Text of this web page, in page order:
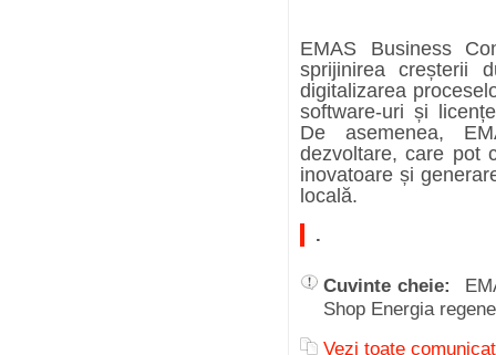
EMAS Business
sprijinirea creșterii
digitalizarea
software-uri și
De asemenea,
dezvoltare, care pot
inovatoare și
locală.
.
Cuvinte cheie:
Shop Energia
Vezi toate